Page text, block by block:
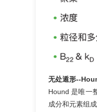
无处遁形--
Hound 是唯一
成分和元素组